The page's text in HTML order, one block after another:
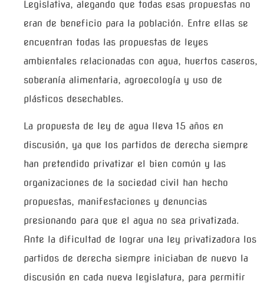
Legislativa, alegando que todas esas propuestas no
eran de beneficio para la población. Entre ellas se
encuentran todas las propuestas de leyes
ambientales relacionadas con agua, huertos caseros,
soberanía alimentaria, agroecología y uso de
plásticos desechables.
La propuesta de ley de agua lleva 15 años en
discusión, ya que los partidos de derecha siempre
han pretendido privatizar el bien común y las
organizaciones de la sociedad civil han hecho
propuestas, manifestaciones y denuncias
presionando para que el agua no sea privatizada.
Ante la dificultad de lograr una ley privatizadora los
partidos de derecha siempre iniciaban de nuevo la
discusión en cada nueva legislatura, para permitir